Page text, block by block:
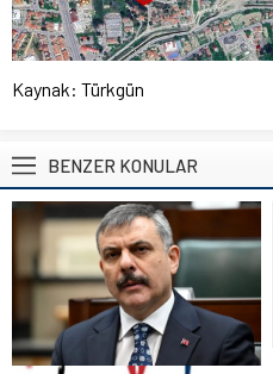
Kaynak: Türkgün
BENZER KONULAR